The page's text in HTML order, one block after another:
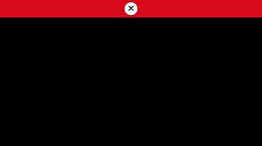
to
×